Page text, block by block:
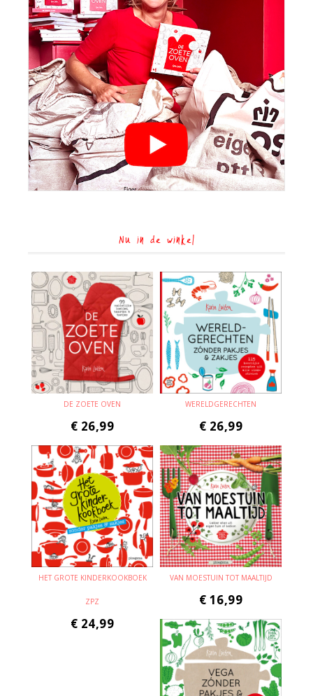
Nu in de winkel
DE ZOETE OVEN
€ 26,99
WERELDGERECHTEN
€ 26,99
HET GROTE KINDERKOOKBOEK
ZPZ
€ 24,99
VAN MOESTUIN TOT MAALTIJD
€ 16,99